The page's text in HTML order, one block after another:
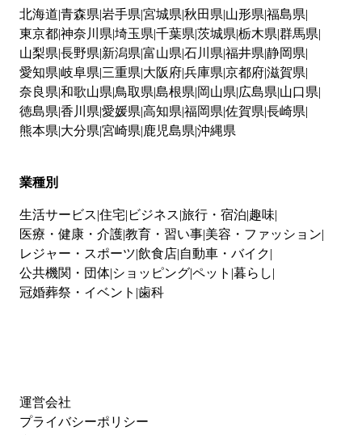
北海道 青森県 岩手県 宮城県 秋田県 山形県 福島県
東京都神奈川県 埼玉県 千葉県 茨城県 栃木県 群馬県
山梨県 長野県 新潟県 富山県 石川県 福井県 静岡県
愛知県 岐阜県 三重県 大阪府兵庫県 京都府滋賀県
奈良県 和歌山県 鳥取県 島根県 岡山県 広島県 山口県
徳島県 香川県 愛媛県 高知県 福岡県 佐賀県 長崎県
熊本県 大分県 宮崎県 鹿児島県 沖縄県
業種別
生活サービス 住宅 ビジネス 旅行・宿泊 趣味
医療・健康・介護教育・習い事 美容・ファッション
レジャー・スポーツ 飲食店 自動車・バイク
公共機関・団体 ショッピングペット 暮らし
冠婚葬祭・イベント 歯科
運営会社
プライバシーポリシー